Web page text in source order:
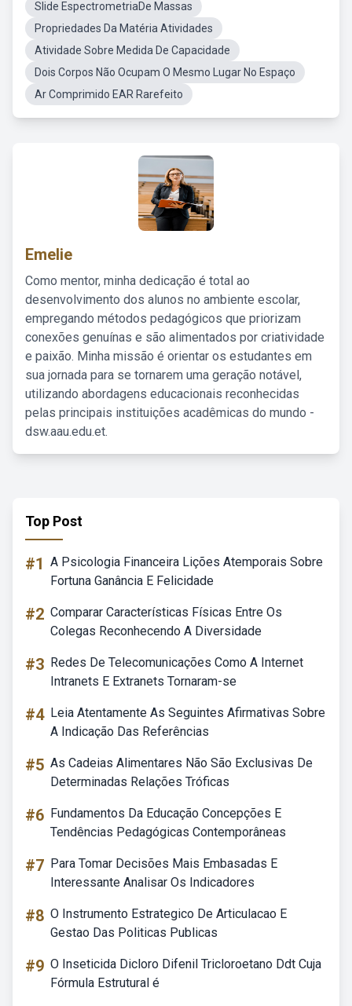
Slide EspectrometriaDe Massas
Propriedades Da Matéria Atividades
Atividade Sobre Medida De Capacidade
Dois Corpos Não Ocupam O Mesmo Lugar No Espaço
Ar Comprimido EAR Rarefeito
Emelie
Como mentor, minha dedicação é total ao
desenvolvimento dos alunos no ambiente escolar,
empregando métodos pedagógicos que priorizam
conexões genuínas e são alimentados por criatividade
e paixão. Minha missão é orientar os estudantes em
sua jornada para se tornarem uma geração notável,
utilizando abordagens educacionais reconhecidas
pelas principais instituições acadêmicas do mundo -
dsw.aau.edu.et.
Top Post
#1 A Psicologia Financeira Lições Atemporais Sobre
Fortuna Ganância E Felicidade
#2 Comparar Características Físicas Entre Os
Colegas Reconhecendo A Diversidade
#3 Redes De Telecomunicações Como A Internet
Intranets E Extranets Tornaram-se
#4 Leia Atentamente As Seguintes Afirmativas Sobre
A Indicação Das Referências
#5 As Cadeias Alimentares Não São Exclusivas De
Determinadas Relações Tróficas
#6 Fundamentos Da Educação Concepções E
Tendências Pedagógicas Contemporâneas
#7 Para Tomar Decisões Mais Embasadas E
Interessante Analisar Os Indicadores
#8 O Instrumento Estrategico De Articulacao E
Gestao Das Politicas Publicas
#9 O Inseticida Dicloro Difenil Tricloroetano Ddt Cuja
Fórmula Estrutural é